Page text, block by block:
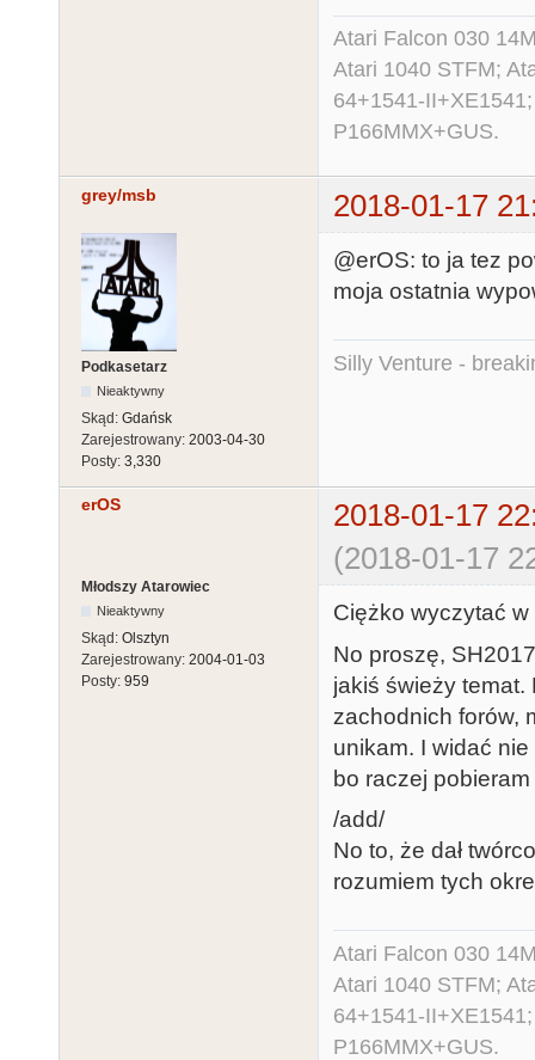
Atari Falcon 030
Atari 1040 STFM;
64+1541-
P166MMX+GUS.
grey/msb 2018-01-17
Podkasetarz
Nieaktywny
Skąd: Gdańsk
Zarejestrowany: 2003-04-30
Posty: 3,330
@erOS: to ja tez
moja ostatnia
Silly Venture -
erOS
2018-01-17
(2018-01-17
Młodszy Atarowiec
Nieaktywny
Skąd: Olsztyn
Zarejestrowany: 2004-01-03
Posty: 959
Ciężko wyczytać w
No proszę,
jakiś świeży
zachodnich forów,
unikam. I widać
bo raczej
/add/
No to, że dał
rozumiem tych
Atari Falcon 030
Atari 1040 STFM;
64+1541-
P166MMX+GUS.